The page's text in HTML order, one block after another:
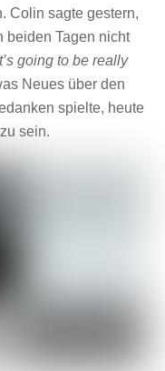
Colin sagte gestern,
beiden Tagen nicht
going to be really
Neues über den
spielte, heute
sein.